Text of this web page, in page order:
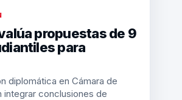
propuestas de 9
para
diplomática en Cámara de
integrar conclusiones de